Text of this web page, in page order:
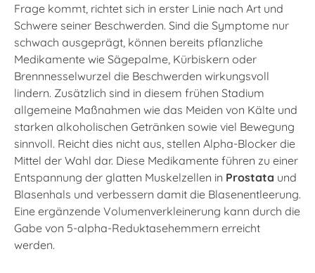
Frage kommt, richtet sich in erster Linie nach Art und
Schwere seiner Beschwerden. Sind die Symptome nur
schwach ausgeprägt, können bereits pflanzliche
Medikamente wie Sägepalme, Kürbiskern oder
Brennnesselwurzel die Beschwerden wirkungsvoll
lindern. Zusätzlich sind in diesem frühen Stadium
allgemeine Maßnahmen wie das Meiden von Kälte und
starken alkoholischen Getränken sowie viel Bewegung
sinnvoll. Reicht dies nicht aus, stellen Alpha-Blocker die
Mittel der Wahl dar. Diese Medikamente führen zu einer
Entspannung der glatten Muskelzellen in Prostata und
Blasenhals und verbessern damit die Blasenentleerung.
Eine ergänzende Volumenverkleinerung kann durch die
Gabe von 5-alpha-Reduktasehemmern erreicht
werden.